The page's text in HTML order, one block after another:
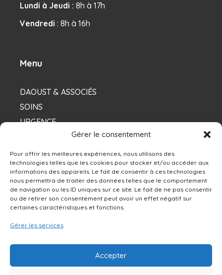
Gérer le consentement
Pour offrir les meilleures expériences, nous utilisons des
technologies telles que les cookies pour stocker et/ou accéder aux
informations des appareils. Le fait de consentir à ces technologies
nous permettra de traiter des données telles que le comportement
de navigation ou les ID uniques sur ce site. Le fait de ne pas consentir
ou de retirer son consentement peut avoir un effet négatif sur
certaines caractéristiques et fonctions.
Gérer les services
Accepter
Lundi à Jeudi : 8h à 17h
Vendredi : 8h à 16h
Menu
DAOUST & ASSOCIÉS
SOINS
URGENCE
NOS DENTISTES
Contacts
13250 rue Sherbrooke Est, Montréal, QC H1A